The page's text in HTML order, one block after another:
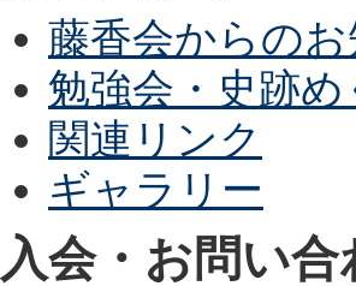
藤香会からの
勉強会・史跡め
関連リンク
ギャラリー
入会・お問い合